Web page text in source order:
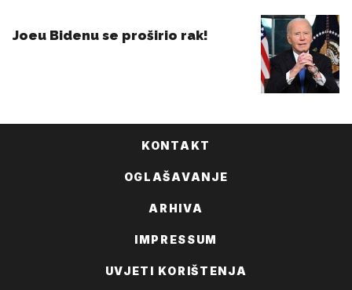
KONTAKT
OGLAŠAVANJE
ARHIVA
IMPRESSUM
UVJETI KORIŠTENJA